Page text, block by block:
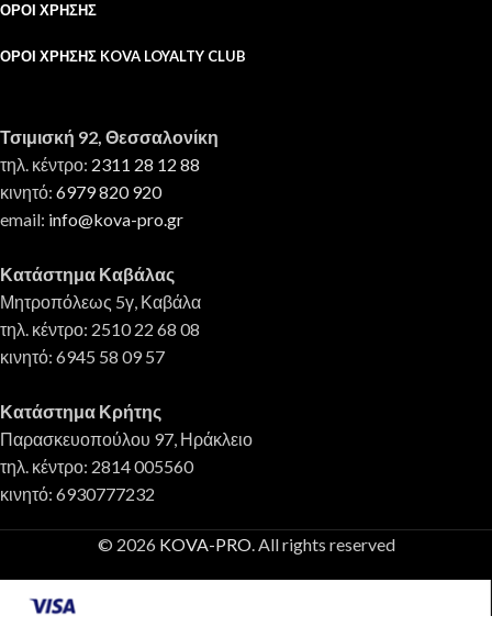
ΌΡΟΙ ΧΡΉΣΗΣ
ΌΡΟΙ ΧΡΉΣΗΣ KOVA LOYALTY CLUB
Τσιμισκή 92, Θεσσαλονίκη
τηλ. κέντρο: 2311 28 12 88
κινητό: 6979 820 920
email: info@kova-pro.gr
Κατάστημα Καβάλας
Μητροπόλεως 5γ, Καβάλα
τηλ. κέντρο: 2510 22 68 08
κινητό: 6945 58 09 57
Κατάστημα Κρήτης
Παρασκευοπούλου 97, Ηράκλειο
τηλ. κέντρο: 2814 005560
κινητό: 6930777232
© 2026 KOVA-PRO. All rights reserved